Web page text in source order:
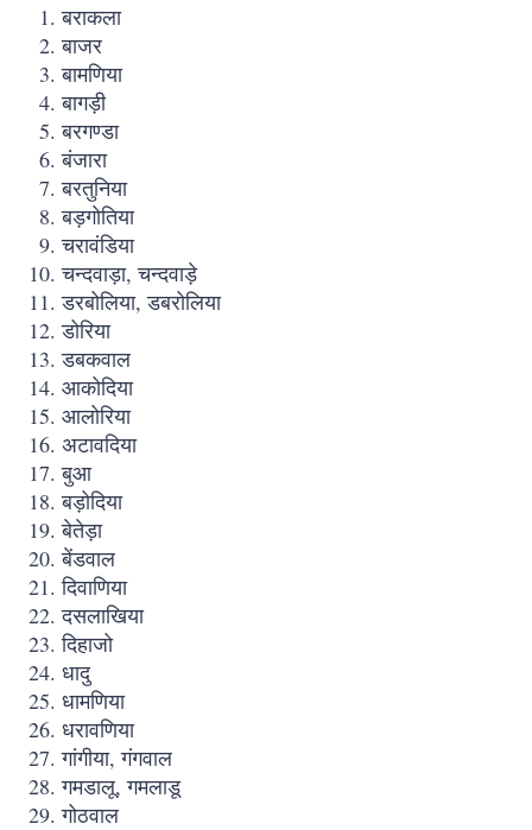
बराकला
बाजर
बामणिया
बागड़ी
बरगण्डा
बंजारा
बरतुनिया
बड़गोतिया
चरावंडिया
चन्दवाड़ा, चन्दवाड़े
डरबोलिया, डबरोलिया
डोरिया
डबकवाल
आकोदिया
आलोरिया
अटावदिया
बुआ
बड़ोदिया
बेतेड़ा
बेंडवाल
दिवाणिया
दसलाखिया
दिहाजो
धादु
धामणिया
धरावणिया
गांगीया, गंगवाल
गमडालू, गमलाडू
गोठवाल